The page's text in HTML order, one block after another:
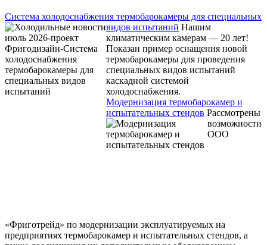
Система холодоснабжения термобарокамеры для специальных
видов испытаний Нашим
климатическим камерам — 20 лет!
Показан пример оснащения новой
термобарокамеры для проведения
специальных видов испытаний
каскадной системой
холодоснабжения.
Модернизация термобарокамер и
испытательных стендов Рассмотрены
возможности
ООО
«Фриготрейд» по модернизации эксплуатируемых на
предприятиях термобарокамер и испытательных стендов, а